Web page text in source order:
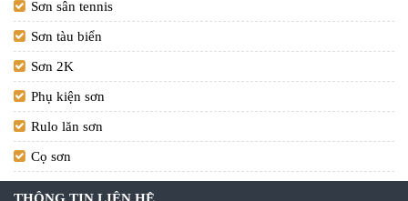
Sơn sân tennis
Sơn tàu biển
Sơn 2K
Phụ kiện sơn
Rulo lăn sơn
Cọ sơn
THÔNG TIN LIÊN HỆ